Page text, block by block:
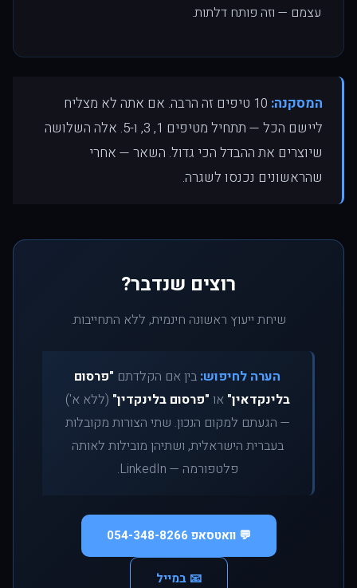
עצמם — וזה פותח דלתות.
המסקנה:
10 טיפים זה הרבה. אם אתה לא מצליח
ליישם הכל — תתחיל מטיפים 1, 3, ו-5. אלה השלושה
שיוצרים את ההבדל הכי גדול. השאר — אחרי
שהראשונים נכנסו לשגרה.
רוצים שנדבר?
שיחת ייעוץ ראשונה חינמית, ללא התחייבות.
הערה לחיפוש: בין אם הקלדתם "פרסום
בלינקדאין" או "פרסום בלינקדין" (ללא א')
— הגעתם למקום הנכון. שתי הצורות מקובלות
בעברית הישראלית, ושתיהן מובילות לאותה
פלטפורמה — LinkedIn.
💬 וואטסאפ 054-348-8266
📧 במייל